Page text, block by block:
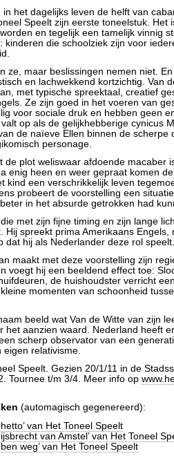
in het dagelijks leven de helft van
Speelt zijn eerste toneelstuk. Het
en tegelijk een tamelijk vinnig
kinderen die schoolziek zijn voor
ze, maar beslissingen nemen niet.
en lachwekkend kortzichtig. Van
met typische spreektaal, creatief
Ze zijn goed in het voeren van
voor sociale druk en hebben geen
op als de gelijkhebberige cynicus
de naïeve Ellen binnen de scherpe
personage.
de plot weliswaar afdoende macaber
enig heen en weer gepraat komen
kind een verschrikkelijk leven
probeert de voorstelling een
in het absurde getrokken had
met zijn fijne timing en zijn lange
Hij spreekt prima Amerikaans Engels,
dat hij als Nederlander deze rol speelt.
maakt met deze voorstelling zijn
voegt hij een beeldend effect toe:
de huishoudster verricht
momenten van schoonheid
beeld wat Van de Witte van zijn
het aanzien waard. Nederland heeft
scherp observator van een
eigen relativisme.
Speelt. Gezien 20/1/11 in de
Tournee t/m 3/4. Meer info op
(automagisch gegenereerd):
van Het Toneel Speelt
van Amstel’ van Het Toneel
weg’ van Het Toneel Speelt